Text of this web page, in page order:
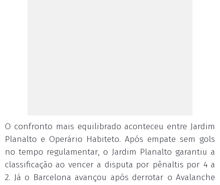
O confronto mais equilibrado aconteceu entre Jardim
Planalto e Operário Habiteto. Após empate sem gols
no tempo regulamentar, o Jardim Planalto garantiu a
classificação ao vencer a disputa por pênaltis por 4 a
2. Já o Barcelona avançou após derrotar o Avalanche